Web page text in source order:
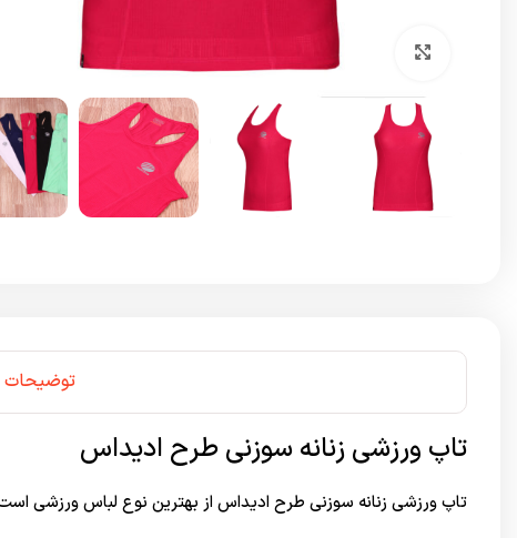
برای بزرگنمایی کلیک کنید
توضیحات
تاپ ورزشی زنانه سوزنی طرح ادیداس
تاپ ورزشی زنانه سوزنی طرح ادیداس از بهترین نوع لباس ورزشی